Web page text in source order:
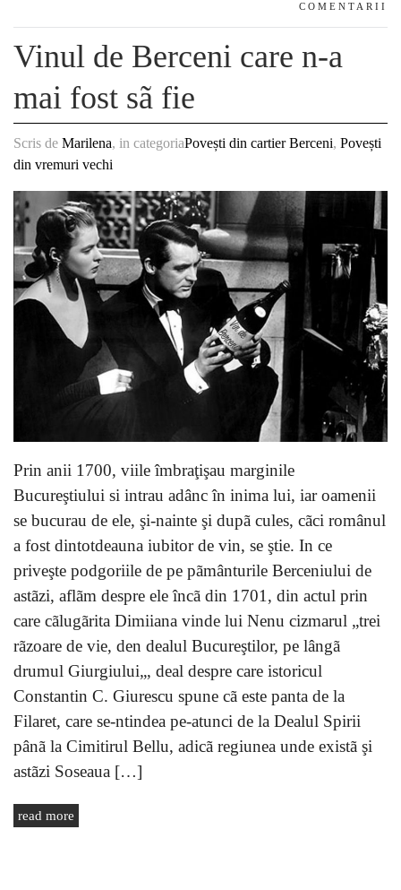
COMENTARII
Vinul de Berceni care n-a
mai fost sã fie
Scris de Marilena, in categoriaPovești din cartier Berceni, Povești
din vremuri vechi
Prin anii 1700, viile îmbraţişau marginile
Bucureştiului si intrau adânc în inima lui, iar oamenii
se bucurau de ele, şi-nainte şi dupã cules, cãci românul
a fost dintotdeauna iubitor de vin, se ştie. In ce
priveşte podgoriile de pe pãmânturile Berceniului de
astãzi, aflãm despre ele încã din 1701, din actul prin
care cãlugãrita Dimiiana vinde lui Nenu cizmarul „trei
rãzoare de vie, den dealul Bucureştilor, pe lângã
drumul Giurgiului„, deal despre care istoricul
Constantin C. Giurescu spune cã este panta de la
Filaret, care se-ntindea pe-atunci de la Dealul Spirii
pânã la Cimitirul Bellu, adicã regiunea unde existã şi
astãzi Soseaua […]
read more